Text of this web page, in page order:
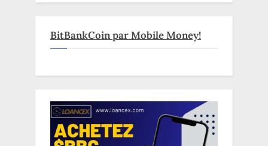
BitBankCoin par Mobile Money!